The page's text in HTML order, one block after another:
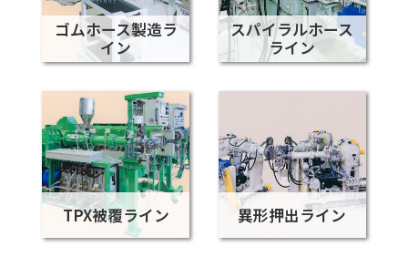
ゴムホース製造ラ
イン
スパイラルホース
ライン
TPX被覆ライン 異形押出ライン